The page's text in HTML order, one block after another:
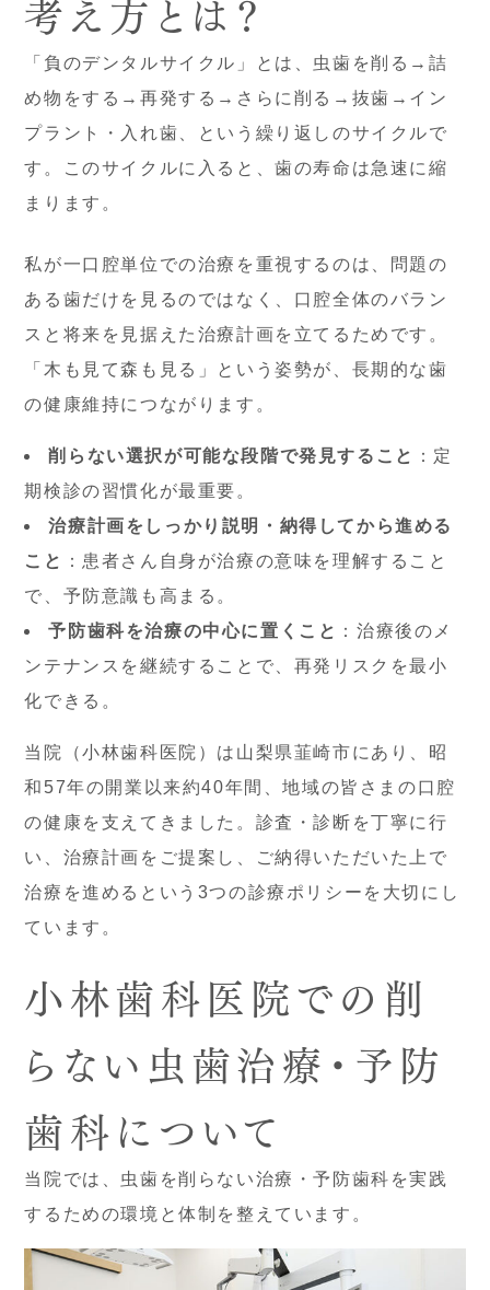
考え方とは？
「負のデンタルサイクル」とは、虫歯を削る→詰
め物をする→再発する→さらに削る→抜歯→イン
プラント・入れ歯、という繰り返しのサイクルで
す。このサイクルに入ると、歯の寿命は急速に縮
まります。
私が一口腔単位での治療を重視するのは、問題の
ある歯だけを見るのではなく、口腔全体のバラン
スと将来を見据えた治療計画を立てるためです。
「木も見て森も見る」という姿勢が、長期的な歯
の健康維持につながります。
削らない選択が可能な段階で発見すること
：定
期検診の習慣化が最重要。
治療計画をしっかり説明・納得してから進める
こと
：患者さん自身が治療の意味を理解すること
で、予防意識も高まる。
予防歯科を治療の中心に置くこと ：治療後のメ
ンテナンスを継続することで、再発リスクを最小
化できる。
当院（小林歯科医院）は山梨県韮崎市にあり、昭
和57年の開業以来約40年間、地域の皆さまの口腔
の健康を支えてきました。診査・診断を丁寧に行
い、治療計画をご提案し、ご納得いただいた上で
治療を進めるという3つの診療ポリシーを大切にし
ています。
小林歯科医院での削
らない虫歯治療・予防
歯科について
当院では、虫歯を削らない治療・予防歯科を実践
するための環境と体制を整えています。